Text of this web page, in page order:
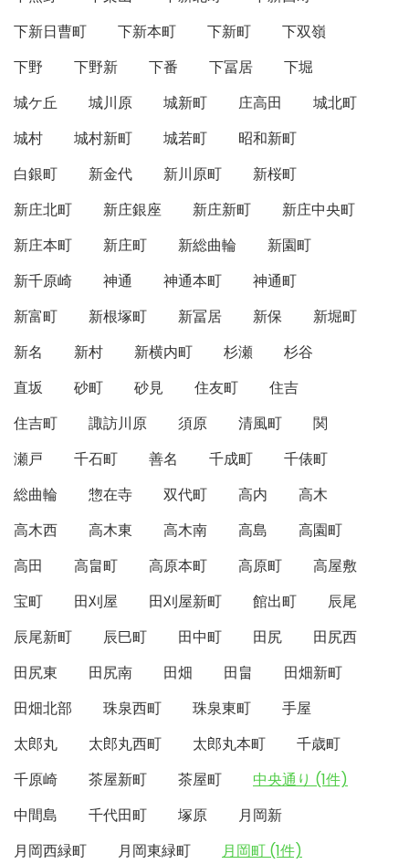
下新日曹町
下新本町 下新町
下双嶺
下野
下野新 下番 下冨居
下堀
城ケ丘
城川原 城新町 庄高田
城北町
城村
城村新町 城若町
昭和新町
白銀町
新金代 新川原町
新桜町
新庄北町
新庄銀座 新庄新町
新庄中央町
新庄本町
新庄町 新総曲輪
新園町
新千原崎
神通 神通本町
神通町
新富町
新根塚町 新冨居 新保
新堀町
新名
新村 新横内町 杉瀬
杉谷
直坂
砂町 砂見 住友町
住吉
住吉町
諏訪川原 須原 清風町
関
瀬戸
千石町 善名 千成町
千俵町
総曲輪
惣在寺 双代町 高内
高木
高木西
高木東 高木南 高島
高園町
高田
高畠町 高原本町 高原町
高屋敷
宝町
田刈屋 田刈屋新町 館出町
辰尾
辰尾新町
辰巳町 田中町 田尻
田尻西
田尻東
田尻南 田畑 田畠
田畑新町
田畑北部
珠泉西町 珠泉東町
手屋
太郎丸
太郎丸西町 太郎丸本町
千歳町
千原崎
茶屋新町 茶屋町
中央通り (1件)
中間島
千代田町 塚原
月岡新
月岡西緑町
月岡東緑町
月岡町 (1件)